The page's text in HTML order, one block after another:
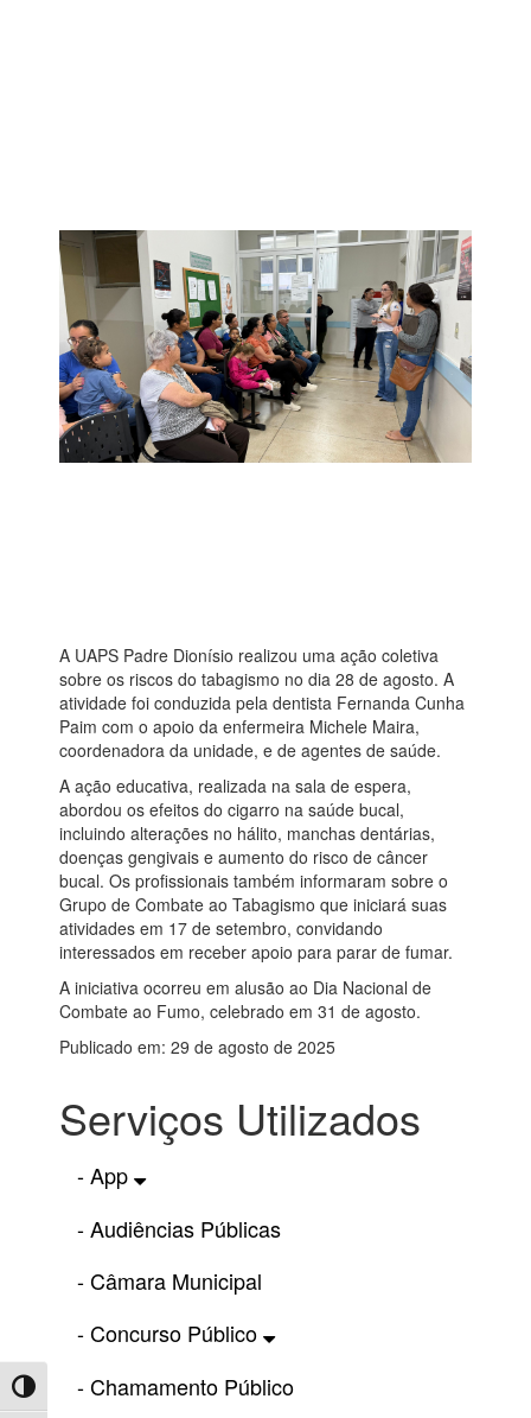
Toggle High Contrast
A UAPS Padre Dionísio realizou uma ação coletiva
sobre os riscos do tabagismo no dia 28 de agosto. A
atividade foi conduzida pela dentista Fernanda Cunha
Paim com o apoio da enfermeira Michele Maira,
coordenadora da unidade, e de agentes de saúde.
A ação educativa, realizada na sala de espera,
abordou os efeitos do cigarro na saúde bucal,
incluindo alterações no hálito, manchas dentárias,
doenças gengivais e aumento do risco de câncer
bucal. Os profissionais também informaram sobre o
Grupo de Combate ao Tabagismo que iniciará suas
atividades em 17 de setembro, convidando
interessados em receber apoio para parar de fumar.
A iniciativa ocorreu em alusão ao Dia Nacional de
Combate ao Fumo, celebrado em 31 de agosto.
Publicado em: 29 de agosto de 2025
Serviços Utilizados
- App
- Audiências Públicas
- Câmara Municipal
- Concurso Público
- Chamamento Público